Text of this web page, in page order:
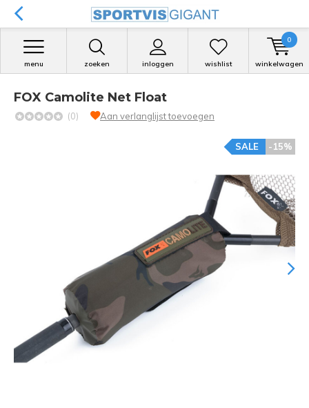
zoeken inloggen
menu wishlist winkelwagen
0
FOX Camolite Net Float
(0) Aan verlanglijst toevoegen
-15%
SALE